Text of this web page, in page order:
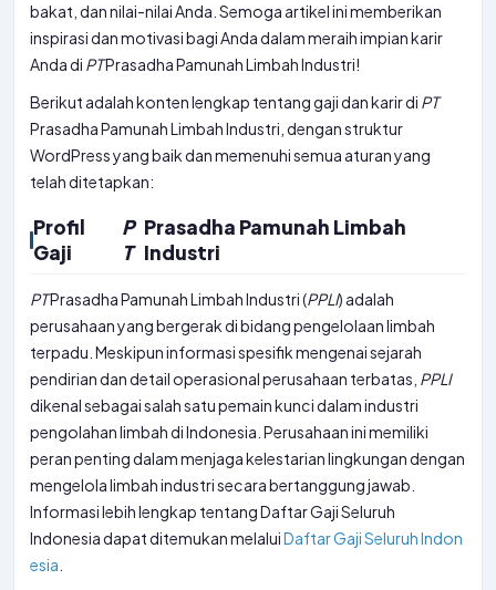
bakat, dan nilai-nilai Anda. Semoga artikel ini memberikan
inspirasi dan motivasi bagi Anda dalam meraih impian karir
Anda di PTPrasadha Pamunah Limbah Industri!
Berikut adalah konten lengkap tentang gaji dan karir di PT
Prasadha Pamunah Limbah Industri, dengan struktur
WordPress yang baik dan memenuhi semua aturan yang
telah ditetapkan:
Profil
Gaji
P
T
Prasadha Pamunah Limbah
Industri
PTPrasadha Pamunah Limbah Industri (PPLI) adalah
perusahaan yang bergerak di bidang pengelolaan limbah
terpadu. Meskipun informasi spesifik mengenai sejarah
pendirian dan detail operasional perusahaan terbatas, PPLI
dikenal sebagai salah satu pemain kunci dalam industri
pengolahan limbah di Indonesia. Perusahaan ini memiliki
peran penting dalam menjaga kelestarian lingkungan dengan
mengelola limbah industri secara bertanggung jawab.
Informasi lebih lengkap tentang Daftar Gaji Seluruh
Indonesia dapat ditemukan melaluiDaftar Gaji Seluruh Indon
esia